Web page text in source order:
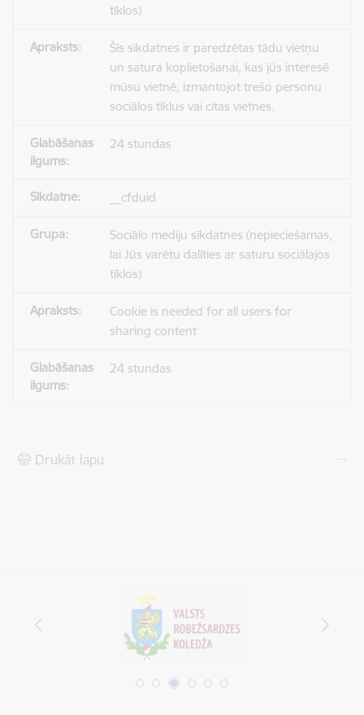
tīklos)
Šīs sīkdatnes ir paredzētas tādu vietņu
un satura koplietošanai, kas jūs interesē
mūsu vietnē, izmantojot trešo personu
sociālos tīklus vai citas vietnes.
24 stundas
__cfduid
Sociālo mediju sīkdatnes (nepieciešamas,
lai Jūs varētu dalīties ar saturu sociālajos
tīklos)
Cookie is needed for all users for
sharing content
24 stundas
Drukāt lapu